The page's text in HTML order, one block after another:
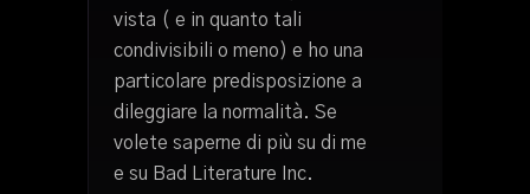
vista ( e in quanto tali
condivisibili o meno) e ho una
particolare predisposizione a
dileggiare la normalità. Se
volete saperne di più su di me
e su Bad Literature Inc.